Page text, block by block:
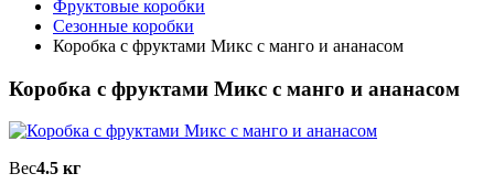
Фруктовые коробки
Сезонные коробки
Коробка с фруктами Микс с манго и ананасом
Коробка с фруктами Микс с манго и ананасом
Вес4.5 кг